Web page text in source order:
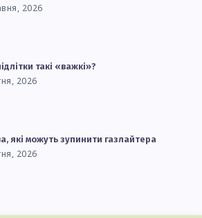
2026
такі «важкі»?
2026
які можуть зупинити газлайтера
2026